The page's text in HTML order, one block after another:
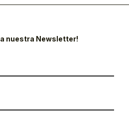
nuestra Newsletter!